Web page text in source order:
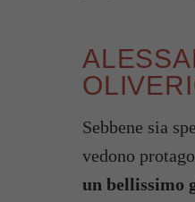
Sebbene sia
vedono
un bellissimo